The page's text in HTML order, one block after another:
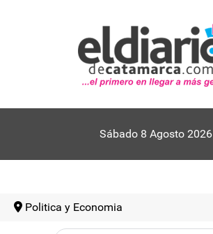
Sábado 8 Agosto 2026
Politica y Economia